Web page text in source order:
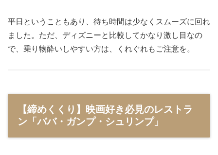
平日ということもあり、待ち時間は少なくスムーズに回れ
ました。ただ、ディズニーと比較してかなり激し目なの
で、乗り物酔いしやすい方は、くれぐれもご注意を。
【締めくくり】映画好き必見のレストラ
ン「ババ・ガンプ・シュリンプ」